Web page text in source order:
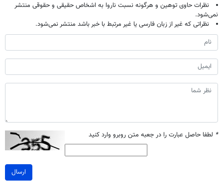
نظرات حاوی توهین و هرگونه نسبت ناروا به اشخاص حقیقی و حقوقی منتشر
نمی‌شود.
نظراتی که غیر از زبان فارسی یا غیر مرتبط با خبر باشد منتشر نمی‌شود.
* لطفا حاصل عبارت را در جعبه متن روبرو وارد کنید
ارسال